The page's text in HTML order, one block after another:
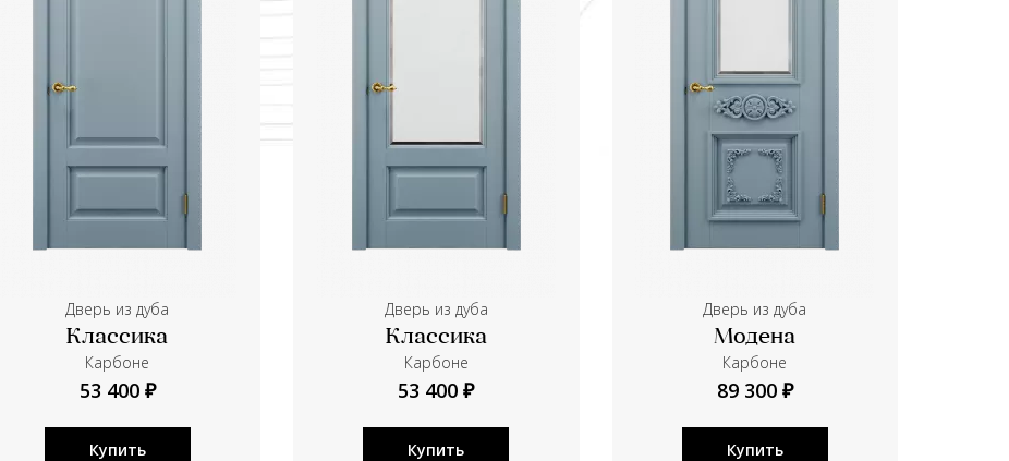
Дверь из дуба
Классика
Карбоне
53 400 ₽
Купить
Дверь из дуба
Классика
Карбоне
53 400 ₽
Купить
Дверь из дуба
Модена
Карбоне
89 300 ₽
Купить